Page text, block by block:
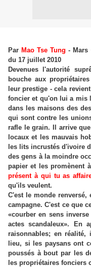
Par Mao Tse Tung - Mars
du 17 juillet 2010
Devenues l'autorité
bouche aux
leur prestige - cela
foncier et qu'on lui a mis
dans les maisons des
qui sont contre les
rafle le grain. Il arrive
locaux et les mauvais
les lits incrustés d'ivoire
des gens à la moindre
papier et les promènent
présent à qui tu as
qu'ils veulent.
C'est le monde renversé,
campagne. C'est ce que
«courber en sens
actes scandaleux». En
raisonnables; en
lieu, si les paysans ont
poussés à bout par les
les propriétaires fonciers